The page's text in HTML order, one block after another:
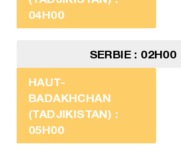
04H00
SERBIE : 02H00
HAUT-
BADAKHCHAN
(TADJIKISTAN) :
05H00